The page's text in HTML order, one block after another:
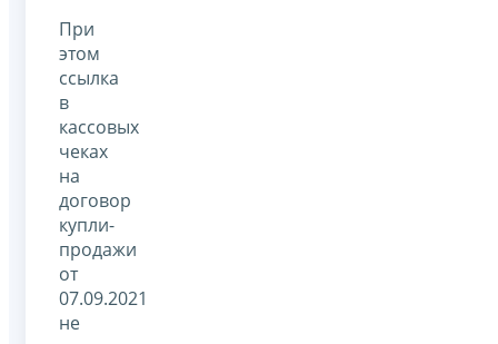
При
этом
ссылка
в
кассовых
чеках
на
договор
купли-
продажи
от
07.09.2021
не